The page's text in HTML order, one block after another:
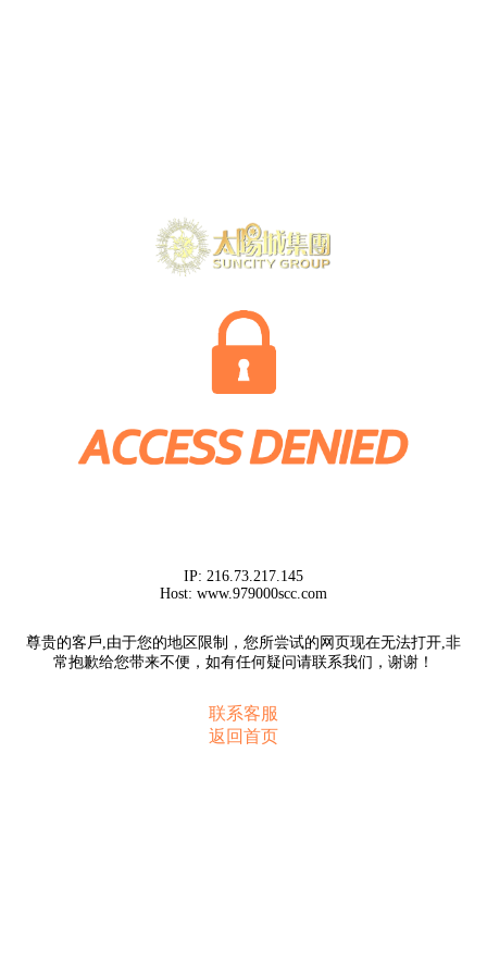
IP: 216.73.217.145
Host: www.979000scc.com
尊贵的客戶,由于您的地区限制，您所尝试的网页现在无法打开,非
常抱歉给您带来不便，如有任何疑问请联系我们，谢谢！
联系客服
返回首页